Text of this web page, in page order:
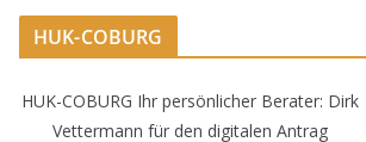
HUK-COBURG
HUK-COBURG Ihr persönlicher Berater: Dirk
Vettermann für den digitalen Antrag